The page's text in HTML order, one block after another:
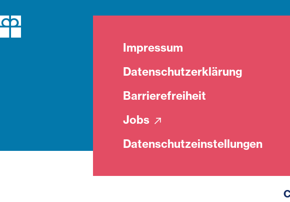
Impressum
Datenschutzerklärung
Barrierefreiheit
Jobs
Datenschutzeinstellungen